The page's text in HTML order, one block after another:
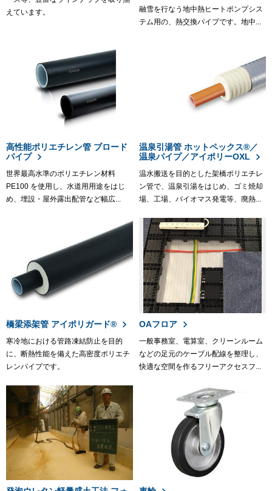
えています。
融雪を行なう地中熱ヒートポンプシス
テム用の、熱交換パイプです。地中...
高性能ポリエチレン管 ブロード
パイプ
世界最高水準のポリエチレン材料
PE100 を使用し、水道用用途をはじ
め、埋設・屋外露出配管など幅広...
温泉引湯管 ホットペックス®／
温泉パイプ／アイポリーOXL
温水搬送を目的とした架橋ポリエチレ
ン管で、温泉引湯をはじめ、ゴミ焼却
場、工場、バイオマス発電等、廃熱...
橋梁添架管 アイポリガード®
寒冷地における管路凍結防止を目的
に、断熱性能を備えた高密度ポリエチ
レンパイプです。
OAフロア
一般事務室、電算室、クリーンルーム
などの足元のケーブル配線を整理し、
快適な空間を作るフリーアクセスフ...